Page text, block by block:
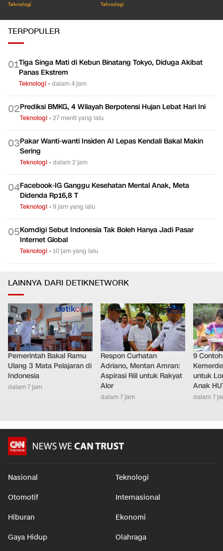
Teknologi Teknologi
TERPOPULER
01Tiga Singa Mati di Kebun Binatang Tokyo, Diduga Akibat
Panas Ekstrem
Teknologi •dalam 4 jam
02Prediksi BMKG, 4 Wilayah Berpotensi Hujan Lebat Hari Ini
Teknologi •27 menit yang lalu
03Pakar Wanti-wanti Insiden AI Lepas Kendali Bakal Makin
Sering
Teknologi •dalam 2 jam
04Facebook-IG Ganggu Kesehatan Mental Anak, Meta
Didenda Rp16,8 T
Teknologi •9 jam yang lalu
05Komdigi Sebut Indonesia Tak Boleh Hanya Jadi Pasar
Internet Global
Teknologi •10 jam yang lalu
LAINNYA DARI DETIKNETWORK
Pemerintah Bakal Ramu
Ulang 3 Mata Pelajaran di
Indonesia
dalam 7 jam
Respon Curhatan
Adriano, Mentan Amran:
Aspirasi Riil untuk Rakyat
Alor
dalam 7 jam
9
untuk
Anak
dalam 7
Nasional Teknologi
Otomotif Internasional
Hiburan Ekonomi
Gaya Hidup Olahraga